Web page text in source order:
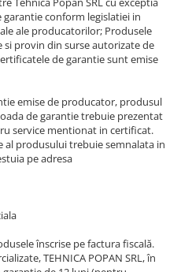
garantie conform legislatiei in
ale producatorilor; Produsele
provin din surse autorizate de
de garantie sunt emise
emise de producator, produsul
de garantie trebuie prezentat
service mentionat in certificat.
al produsului trebuie semnalata in
pe adresa
înscrise pe factura fiscală.
TEHNICA POPAN SRL, în